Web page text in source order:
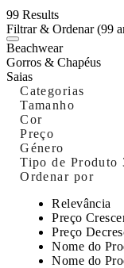
99 Results
Filtrar & Ordenar(99
Beachwear
Gorros & Chapéus
Saias
Categorias
Tamanho
Cor
Preço
Género
Tipo de Produto
Ordenar por
Relevância
Preço
Preço
Nome do
Nome do